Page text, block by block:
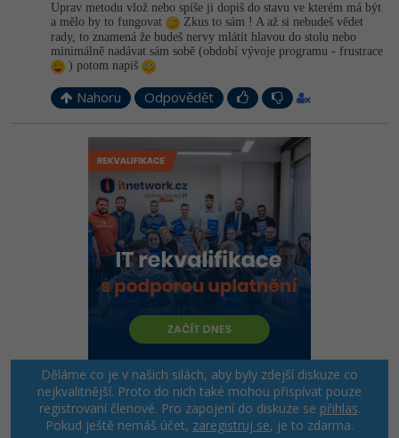
Uprav metodu vlož nebo spíše ji dopiš do stavu ve kterém má být
a mělo by to fungovat
Zkus to sám ! A až si nebudeš vědet
rady, to znamená že budeš nervy mlátit hlavou do stolu nebo
minimálně nadávat sám sobě (období vývoje programu - frustrace
) potom napiš
Nahoru Odpovědět
Děláme co je v našich silách, aby byly zdejší diskuze co
nejkvalitnější. Proto do nich také mohou přispívat pouze
registrovaní členové. Pro zapojení do diskuze se přihlas.
Pokud ještě nemáš účet, zaregistruj se, je to zdarma.